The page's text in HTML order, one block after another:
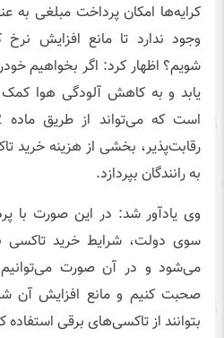
کرایه‌ها امکان پرداخت مبلغی به
وجود ندارد تا مانع افزایش
شویم؟ اظهار کرد: اگر بخواهیم
یابد و به کاهش آلودگی هوا
رقابت‌پذیر، بخشی از هزینه خرید
به رانندگان بپردازد.
وی یادآور شد: در این صورت با
سوی دولت، شرایط خرید تاکسی
می‌شود و در آن صورت می‌توانیم
صحبت کنیم و مانع افزایش آن
بتوانند از تاکسی‌های برقی استفاده